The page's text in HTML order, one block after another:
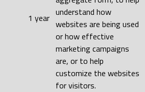
1 year understand how
websites are being used
or how effective
marketing campaigns
are, or to help
customize the websites
for visitors.